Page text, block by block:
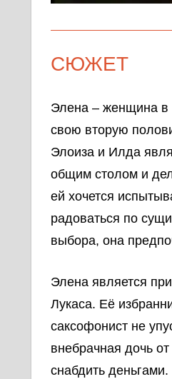
СЮЖЕТ
Элена – женщина в
свою вторую
Элоиза и Илда
общим столом и
ей хочется
радоваться по
выбора, она
Элена является
Лукаса. Её
саксофонист не
внебрачная дочь
снабдить